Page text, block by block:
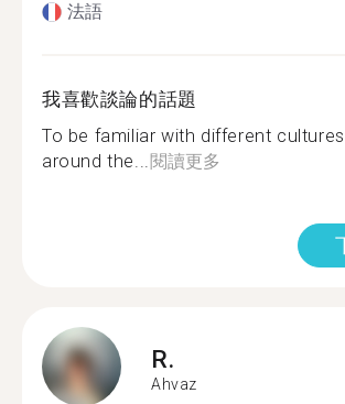
法語
我喜歡談論的話題
To be familiar with different
around the...閱讀更多
R.
Ahvaz